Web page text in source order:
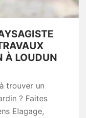
À LOUDUN
trouver un
? Faites
Elagage,